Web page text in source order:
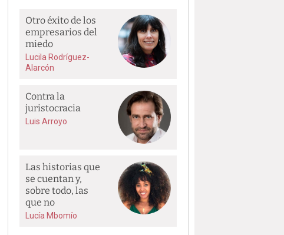
Otro éxito de los
empresarios del
miedo
Lucila Rodríguez-
Alarcón
Contra la
juristocracia
Luis Arroyo
Las historias que
se cuentan y,
sobre todo, las
que no
Lucía Mbomío